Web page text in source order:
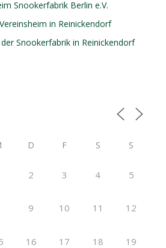
Snookerfabrik Berlin e.V.
in Reinickendorf
Snookerfabrik in Reinickendorf
D F S S
2 3 4 5
9 10 11 12
16 17 18 19